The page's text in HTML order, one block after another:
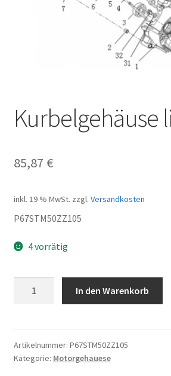
Kurbelgehäuse
85,87 €
inkl. 19 % MwSt. zzgl. Versandkosten
P67STM50ZZ105
4 vorrätig
In den Warenkorb
Artikelnummer: P67STM50ZZ105
Kategorie: Motorgehauese